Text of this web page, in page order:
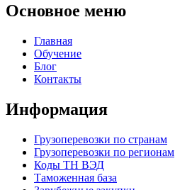
Основное меню
Главная
Обучение
Блог
Контакты
Информация
Грузоперевозки по странам
Грузоперевозки по регионам
Коды ТН ВЭД
Таможенная база